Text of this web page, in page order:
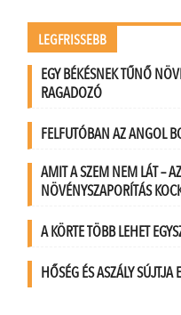
LEGFRISSEBB
EGY BÉKÉSNEK TŰNŐ
RAGADOZÓ
FELFUTÓBAN AZ ANGOL
AMIT A SZEM NEM LÁT –
NÖVÉNYSZAPORÍTÁS
A KÖRTE TÖBB LEHET
HŐSÉG ÉS ASZÁLY